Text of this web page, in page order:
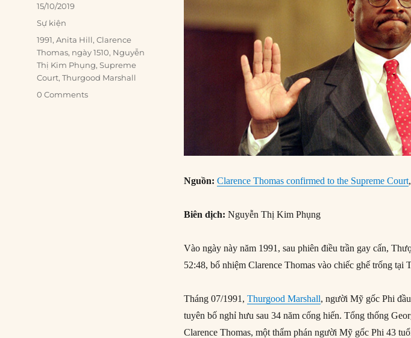
Nguồn: Clarence Thomas confirmed to the Supreme Court,
Biên dịch: Nguyễn Thị Kim Phụng
Vào ngày này năm 1991, sau phiên điều trần gay cấn,
52:48, bổ nhiệm Clarence Thomas vào chiếc ghế trống tại
Tháng 07/1991,Thurgood Marshall, người Mỹ gốc Phi
tuyên bố nghỉ hưu sau 34 năm cống hiến. Tổng thống
Clarence Thomas, một thẩm phán người Mỹ gốc Phi 43
Posted
15/10/2019
Categories
Sự kiện
Tags
1991,Anita Hill,Clarence
Thomas, ngày 1510, Nguyễn
Thị Kim Phụng,Supreme
Court,Thurgood Marshall
0 Comments